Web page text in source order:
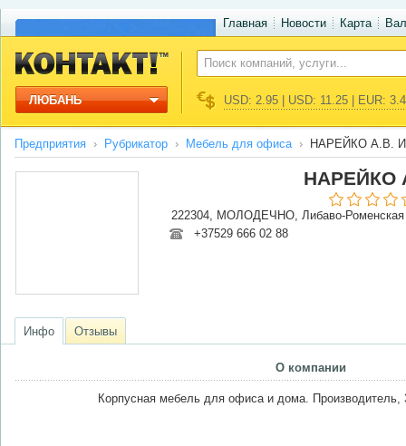
Главная Новости Карта
ЛЮБАНЬ USD: 2.95 | USD: 11.25 | EUR:
Предприятия Рубрикатор Мебель для офиса НАРЕЙКО А.В.
НАРЕЙКО
222304, МОЛОДЕЧНО, Либаво-Роменская
+37529 666 02 88
Инфо Отзывы
О компании
Корпусная мебель для офиса и дома. Производитель,